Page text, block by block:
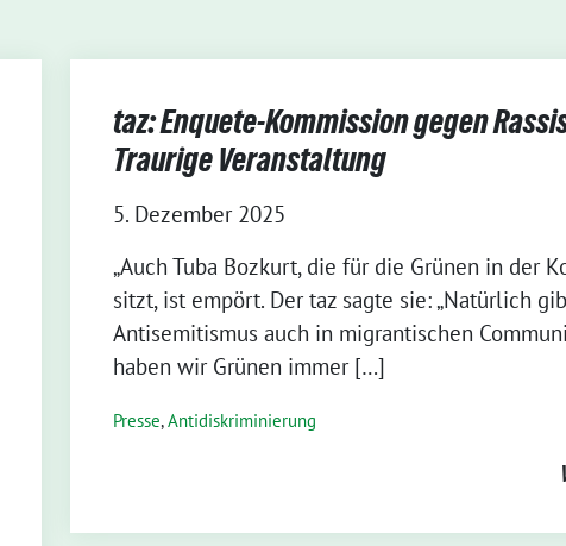
taz: Enquete-Kommission gegen
Traurige Veranstaltung
5. Dezember 2025
„Auch Tuba Bozkurt, die für die Grünen in der
sitzt, ist empört. Der taz sagte sie: „Natürlich
Antisemitismus auch in migrantischen
haben wir Grünen immer […]
Presse,Antidiskriminierung